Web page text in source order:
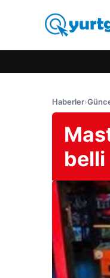
Haberler›
belli